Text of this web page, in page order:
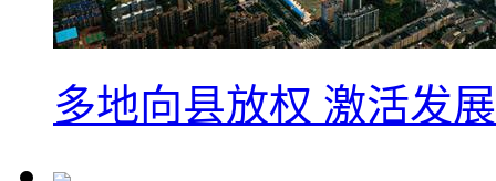
多地向县放权 激活发